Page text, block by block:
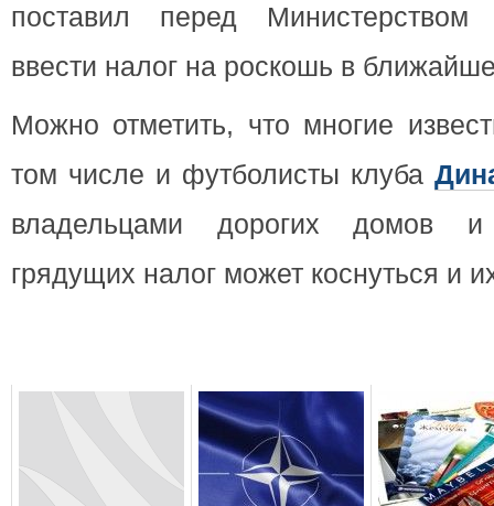
поставил перед Министерством
ввести налог на роскошь в
Можно отметить, что многие
том числе и футболисты клуба
владельцами дорогих домов
грядущих налог может коснуться и